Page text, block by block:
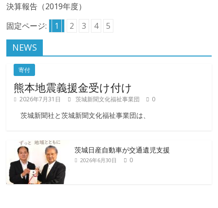
決算報告（2019年度）
固定ページ:
1 2 3 4 5
NEWS
寄付
熊本地震義援金受け付け
2026年7月31日 茨城新聞文化福祉事業団 0
茨城新聞社と茨城新聞文化福祉事業団は、
茨城日産自動車が交通遺児支援
2026年6月30日 0